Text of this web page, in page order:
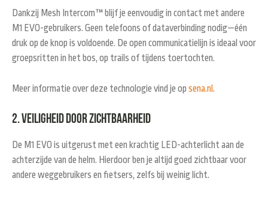
Dankzij Mesh Intercom™ blijf je eenvoudig in contact met andere
M1 EVO-gebruikers. Geen telefoons of dataverbinding nodig—één
druk op de knop is voldoende. De open communicatielijn is ideaal voor
groepsritten in het bos, op trails of tijdens toertochten.
Meer informatie over deze technologie vind je op sena.nl.
2. Veiligheid door zichtbaarheid
De M1 EVO is uitgerust met een krachtig LED-achterlicht aan de
achterzijde van de helm. Hierdoor ben je altijd goed zichtbaar voor
andere weggebruikers en fietsers, zelfs bij weinig licht.